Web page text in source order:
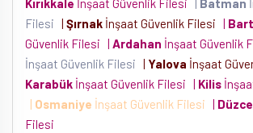
Kırıkkale İnşaat Güvenlik Filesi | Batman
Filesi | Şırnak İnşaat Güvenlik Filesi |
Güvenlik Filesi | Ardahan İnşaat Güvenlik
İnşaat Güvenlik Filesi | Yalova İnşaat
Karabük İnşaat Güvenlik Filesi | Kilis
| Osmaniye İnşaat Güvenlik Filesi | Düzce
Filesi